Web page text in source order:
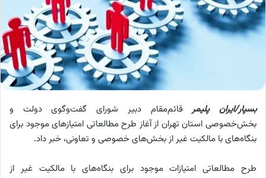
بسپار/ایران پلیمر قائم‌مقام دبیر شورای گفت‌و‌گوی دولت و
بخش‌خصوصی استان تهران از آغاز طرح مطالعاتی امتیازهای موجود برای
بنگاه‌های با مالکیت غیر از بخش‌های خصوصی و تعاونی، خبر داد.
طرح مطالعاتی امتیازات موجود برای بنگاه‌های با مالکیت غیر از